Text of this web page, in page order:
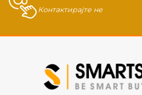
Контактирајте не